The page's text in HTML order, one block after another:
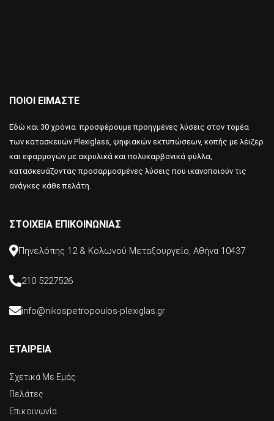
ΠΟΙΟΙ ΕΊΜΑΣΤΕ
Εδώ και 30 χρόνια προσφέρουμε προηγμένες λύσεις στον τομέα
των κατασκευών Plexiglass, ψηφιακών εκτυπώσεων, κοπής με λέιζερ
και εφαρμογών με ακρυλικά και πολυκαρβονικά φύλλα,
κατασκευάζοντας προσαρμοσμένες λύσεις που ικανοποιούν τις
ανάγκες κάθε πελάτη.
ΣΤΟΙΧΕΊΑ ΕΠΙΚΟΙΝΩΝΊΑΣ
Πηνελόπης 12 & Κολωνού Μεταξουργείο, Αθήνα 10437
210 5227526
info@nikospetropoulos-plexiglas.gr
ΕΤΑΙΡΕΙΑ
Σχετικά Με Εμάς
Πελάτες
Επικοινωνία